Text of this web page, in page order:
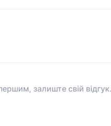
залиште свій відгук.